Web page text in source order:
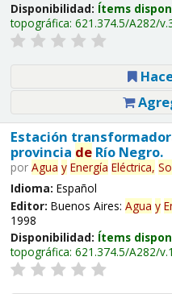
Disponibilidad: Ítems
topográfica: 621.374.5/A282/
Estación
provincia deRío Negro.
por Agua y Energía Eléctrica,
Idioma: Español
Editor: Buenos Aires: Agua y
1998
Disponibilidad: Ítems
topográfica: 621.374.5/A282/